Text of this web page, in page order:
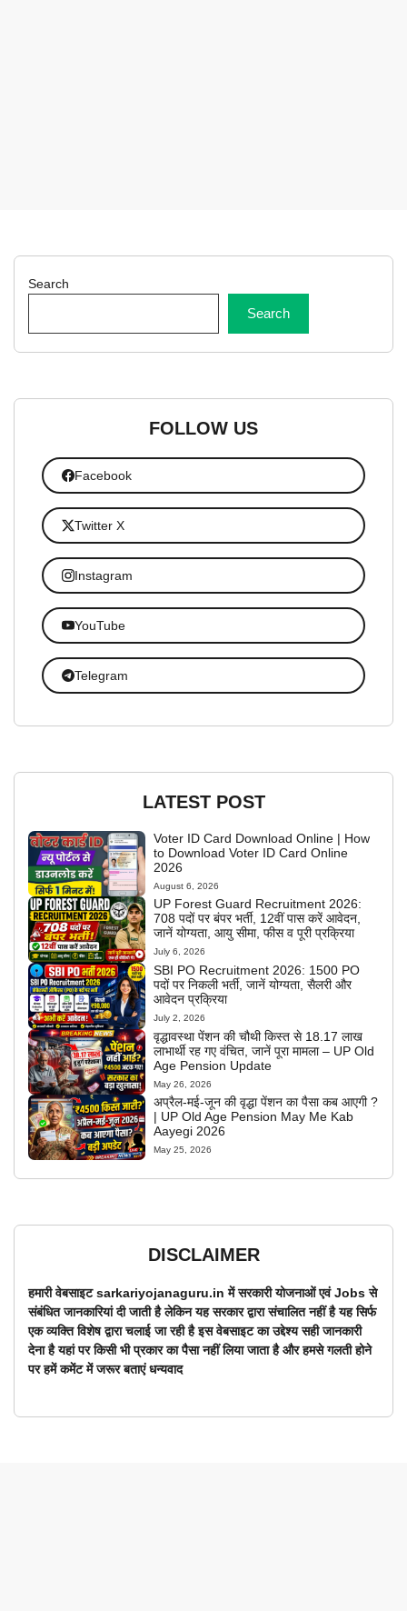
Search
Search
FOLLOW US
Facebook
Twitter X
Instagram
YouTube
Telegram
LATEST POST
Voter ID Card Download Online | How
to Download Voter ID Card Online
2026
August 6, 2026
UP Forest Guard Recruitment 2026:
708 पदों पर बंपर भर्ती, 12वीं पास करें आवेदन,
जानें योग्यता, आयु सीमा, फीस व पूरी प्रक्रिया
July 6, 2026
SBI PO Recruitment 2026: 1500 PO
पदों पर निकली भर्ती, जानें योग्यता, सैलरी और
आवेदन प्रक्रिया
July 2, 2026
वृद्धावस्था पेंशन की चौथी किस्त से 18.17 लाख
लाभार्थी रह गए वंचित, जानें पूरा मामला – UP Old
Age Pension Update
May 26, 2026
अप्रैल-मई-जून की वृद्धा पेंशन का पैसा कब आएगी ?
| UP Old Age Pension May Me Kab
Aayegi 2026
May 25, 2026
DISCLAIMER
हमारी वेबसाइट sarkariyojanaguru.in में सरकारी योजनाओं एवं Jobs से
संबंधित जानकारियां दी जाती है लेकिन यह सरकार द्वारा संचालित नहीं है यह सिर्फ
एक व्यक्ति विशेष द्वारा चलाई जा रही है इस वेबसाइट का उद्देश्य सही जानकारी
देना है यहां पर किसी भी प्रकार का पैसा नहीं लिया जाता है और हमसे गलती होने
पर हमें कमेंट में जरूर बताएं धन्यवाद